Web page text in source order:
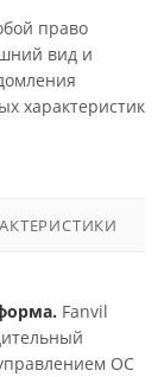
право
вид и
характеристик
Fanvil
ОС